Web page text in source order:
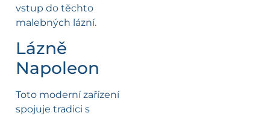
vstup do těchto
malebných lázní.
Lázně
Napoleon
Toto moderní zařízení
spojuje tradici s